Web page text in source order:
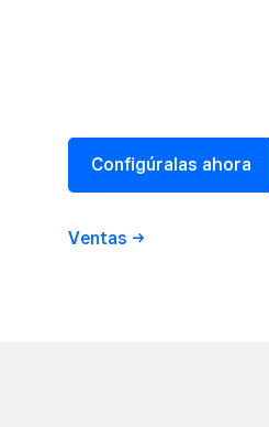
Configúralas ahora
Ventas